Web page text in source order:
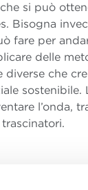
si può
Bisogna
fare per
delle
diverse che
sostenibile.
l’onda,
il